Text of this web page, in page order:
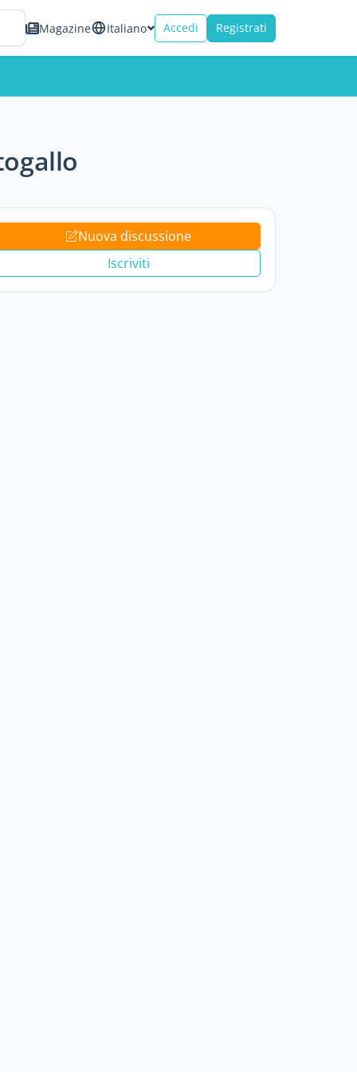
Magazine Italiano Accedi Registrati
Nuova discussione
Iscriviti